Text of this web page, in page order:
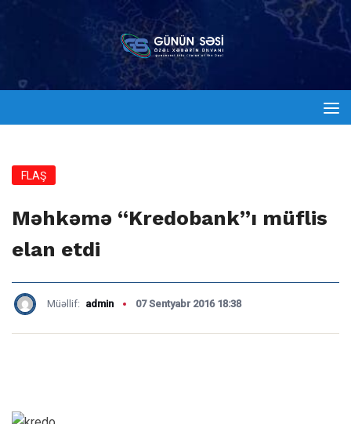
FLAŞ
Məhkəmə “Kredobank”ı müflis
elan etdi
Müəllif: admin 07 Sentyabr 2016 18:38